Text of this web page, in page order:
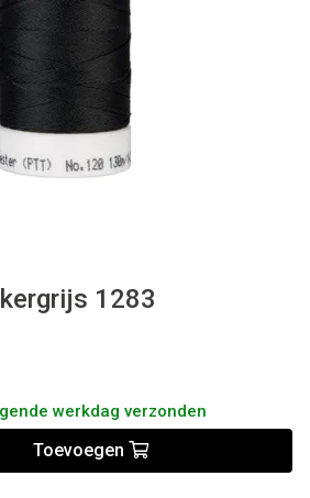
1283
werkdag verzonden
Toevoegen